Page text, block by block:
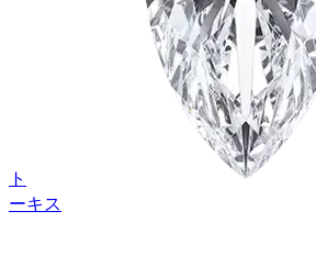
ト
ーキス